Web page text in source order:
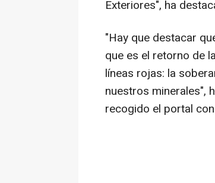
Exteriores", ha
"Hay que destacar
que es el retorno de
líneas rojas: la
nuestros minerales",
recogido el portal